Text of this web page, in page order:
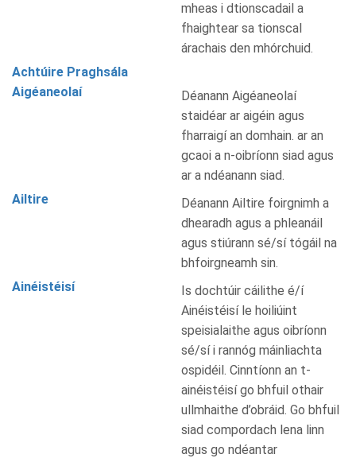
mheas i dtionscadail a
fhaightear sa tionscal
árachais den mhórchuid.
Achtúire Praghsála
Aigéaneolaí
Déanann Aigéaneolaí
staidéar ar aigéin agus
fharraigí an domhain. ar an
gcaoi a n-oibríonn siad agus
ar a ndéanann siad.
Ailtire
Déanann Ailtire foirgnimh a
dhearadh agus a phleanáil
agus stiúrann sé/sí tógáil na
bhfoirgneamh sin.
Ainéistéisí
Is dochtúir cáilithe é/í
Ainéistéisí le hoiliúint
speisialaithe agus oibríonn
sé/sí i rannóg máinliachta
ospidéil. Cinntíonn an t-
ainéistéisí go bhfuil othair
ullmhaithe d’obráid. Go bhfuil
siad compordach lena linn
agus go ndéantar